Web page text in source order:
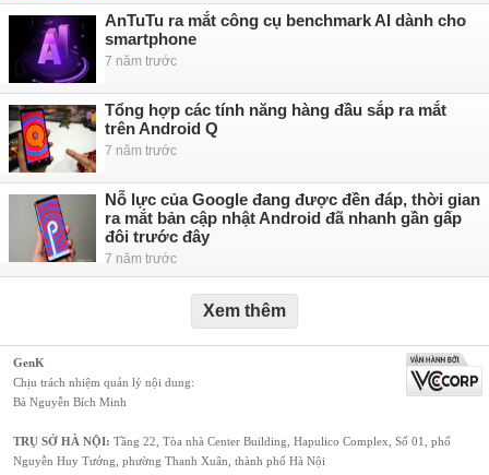
AnTuTu ra mắt công cụ benchmark AI dành cho
smartphone
7 năm trước
Tổng hợp các tính năng hàng đầu sắp ra mắt
trên Android Q
7 năm trước
Nỗ lực của Google đang được đền đáp, thời gian
ra mắt bản cập nhật Android đã nhanh gần gấp
đôi trước đây
7 năm trước
Xem thêm
GenK
Chịu trách nhiệm quản lý nội dung:
Bà Nguyễn Bích Minh
TRỤ SỞ HÀ NỘI: Tầng 22, Tòa nhà Center Building, Hapulico Complex, Số 01, phố
Nguyễn Huy Tưởng, phường Thanh Xuân, thành phố Hà Nội